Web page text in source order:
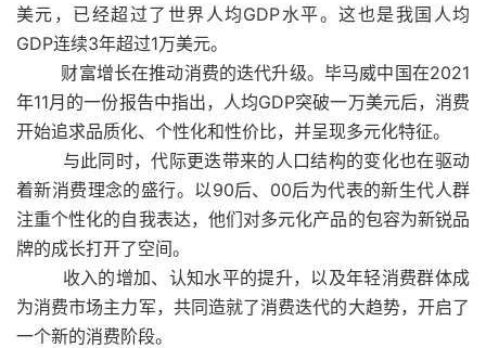
美元，已经超过了世界人均GDP水平。这也是我国人均
GDP连续3年超过1万美元。
财富增长在推动消费的迭代升级。毕马威中国在2021
年11月的一份报告中指出，人均GDP突破一万美元后，消费
开始追求品质化、个性化和性价比，并呈现多元化特征。
与此同时，代际更迭带来的人口结构的变化也在驱动
着新消费理念的盛行。以90后、00后为代表的新生代人群
注重个性化的自我表达，他们对多元化产品的包容为新锐品
牌的成长打开了空间。
收入的增加、认知水平的提升，以及年轻消费群体成
为消费市场主力军，共同造就了消费迭代的大趋势，开启了
一个新的消费阶段。